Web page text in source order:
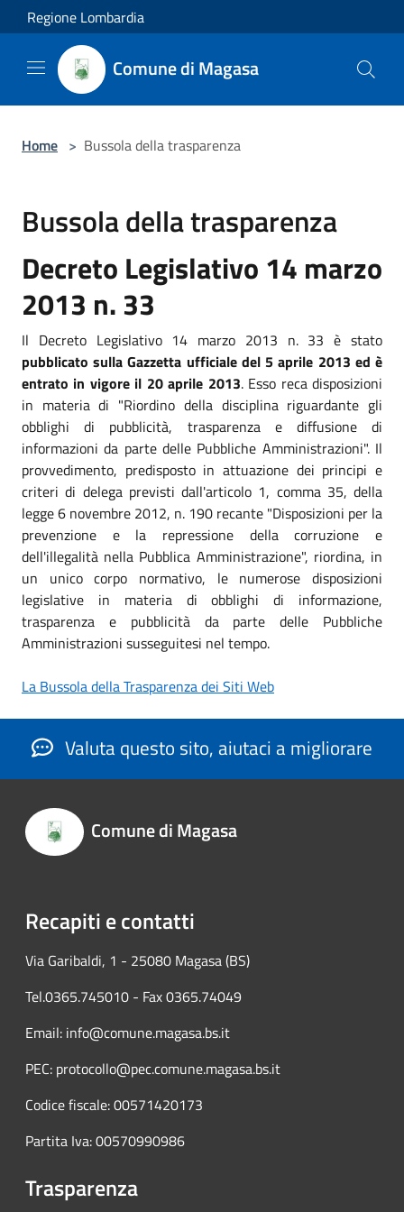
Salta al contenuto principale
Regione Lombardia
Comune di Magasa
Home > Bussola della trasparenza
Bussola della trasparenza
Decreto Legislativo 14 marzo
2013 n. 33
Il Decreto Legislativo 14 marzo 2013 n. 33 è stato
pubblicato sulla Gazzetta ufficiale del 5 aprile 2013 ed è
entrato in vigore il 20 aprile 2013. Esso reca disposizioni
in materia di "Riordino della disciplina riguardante gli
obblighi di pubblicità, trasparenza e diffusione di
informazioni da parte delle Pubbliche Amministrazioni". Il
provvedimento, predisposto in attuazione dei principi e
criteri di delega previsti dall'articolo 1, comma 35, della
legge 6 novembre 2012, n. 190 recante "Disposizioni per la
prevenzione e la repressione della corruzione e
dell'illegalità nella Pubblica Amministrazione", riordina, in
un unico corpo normativo, le numerose disposizioni
legislative in materia di obblighi di informazione,
trasparenza e pubblicità da parte delle Pubbliche
Amministrazioni susseguitesi nel tempo.
La Bussola della Trasparenza dei Siti Web
Valuta questo sito, aiutaci a migliorare
Comune di Magasa
Recapiti e contatti
Via Garibaldi, 1 - 25080 Magasa (BS)
Tel.0365.745010 - Fax 0365.74049
Email: info@comune.magasa.bs.it
PEC: protocollo@pec.comune.magasa.bs.it
Codice fiscale: 00571420173
Partita Iva: 00570990986
Trasparenza